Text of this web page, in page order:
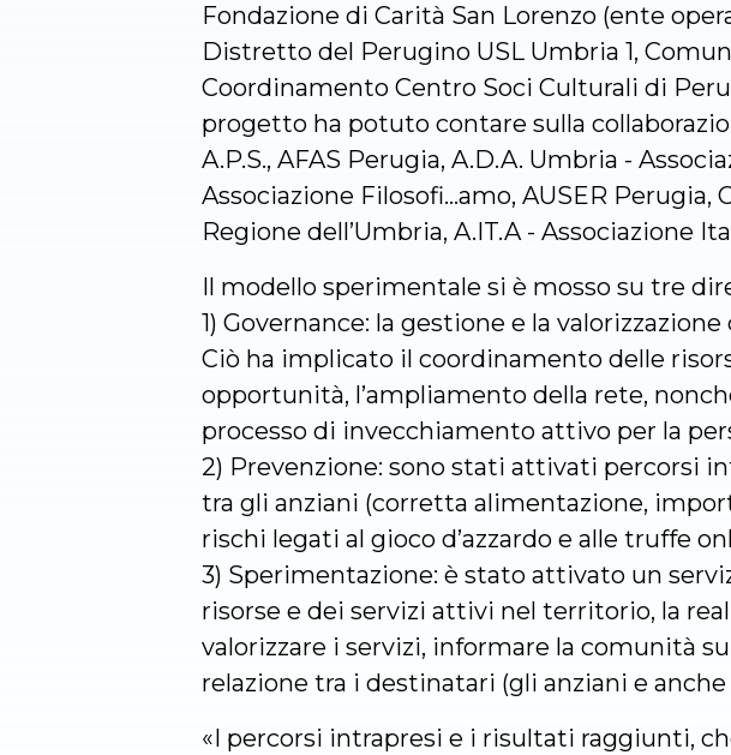
Fondazione di Carità San Lorenzo (ente
Distretto del Perugino USL Umbria 1,
Coordinamento Centro Soci Culturali di
progetto ha potuto contare sulla
A.P.S., AFAS Perugia, A.D.A. Umbria -
Associazione Filosofi…amo, AUSER Perugia,
Regione dell’Umbria, A.IT.A - Associazione
Il modello sperimentale si è mosso su tre
1) Governance: la gestione e la
Ciò ha implicato il coordinamento delle
opportunità, l’ampliamento della rete,
processo di invecchiamento attivo per la
2) Prevenzione: sono stati attivati percorsi
tra gli anziani (corretta alimentazione,
rischi legati al gioco d’azzardo e alle truffe
3) Sperimentazione: è stato attivato un
risorse e dei servizi attivi nel territorio, la
valorizzare i servizi, informare la comunità
relazione tra i destinatari (gli anziani e
«I percorsi intrapresi e i risultati raggiunti,